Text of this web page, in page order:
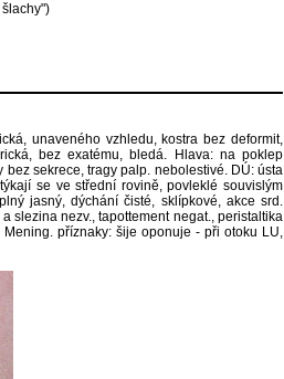
unaveného vzhledu, kostra bez deformit,
bez exatému, bledá. Hlava: na poklep
sekrece, tragy palp. nebolestivé. DÚ: ústa
se ve střední rovině, povleklé souvislým
jasný, dýchání čisté, sklípkové, akce srd.
slezina nezv., tapottement negat., peristaltika
příznaky: šije oponuje - při otoku LU,